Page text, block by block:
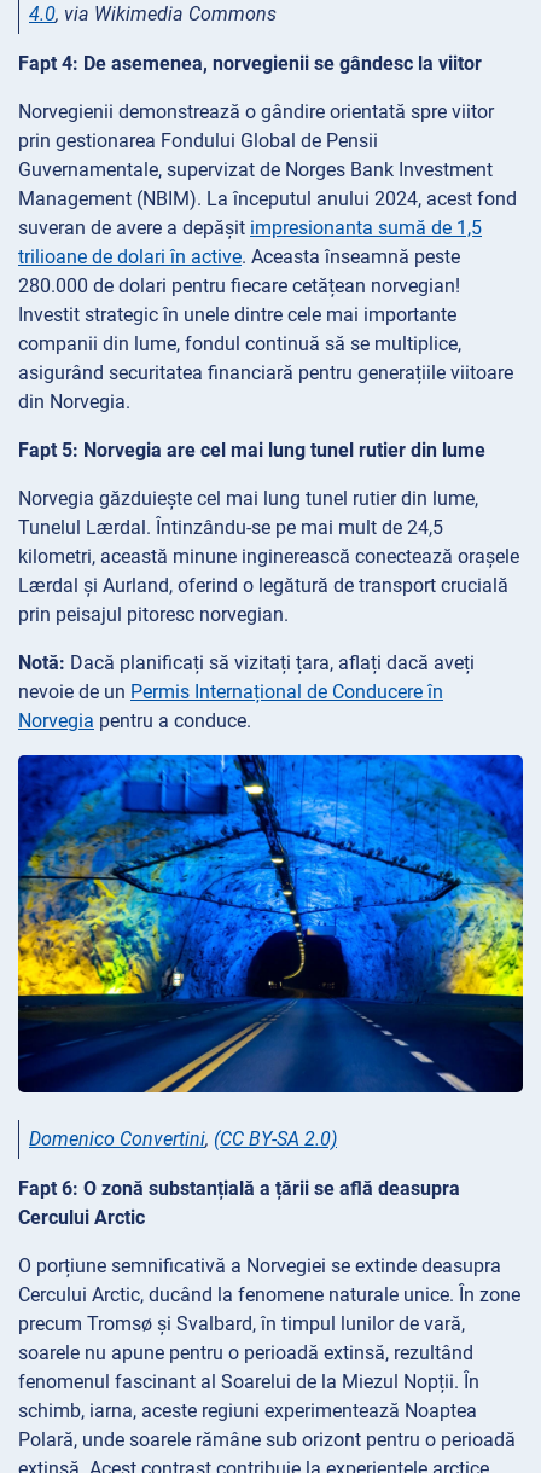
4.0, via Wikimedia Commons
Fapt 4: De asemenea, norvegienii se gândesc la viitor
Norvegienii demonstrează o gândire orientată spre viitor
prin gestionarea Fondului Global de Pensii
Guvernamentale, supervizat de Norges Bank Investment
Management (NBIM). La începutul anului 2024, acest fond
suveran de avere a depășit impresionanta sumă de 1,5
trilioane de dolari în active. Aceasta înseamnă peste
280.000 de dolari pentru fiecare cetățean norvegian!
Investit strategic în unele dintre cele mai importante
companii din lume, fondul continuă să se multiplice,
asigurând securitatea financiară pentru generațiile viitoare
din Norvegia.
Fapt 5: Norvegia are cel mai lung tunel rutier din lume
Norvegia găzduiește cel mai lung tunel rutier din lume,
Tunelul Lærdal. Întinzându-se pe mai mult de 24,5
kilometri, această minune inginerească conectează orașele
Lærdal și Aurland, oferind o legătură de transport crucială
prin peisajul pitoresc norvegian.
Notă: Dacă planificați să vizitați țara, aflați dacă aveți
nevoie de un Permis Internațional de Conducere în
Norvegia pentru a conduce.
Domenico Convertini, (CC BY-SA 2.0)
Fapt 6: O zonă substanțială a țării se află deasupra
Cercului Arctic
O porțiune semnificativă a Norvegiei se extinde deasupra
Cercului Arctic, ducând la fenomene naturale unice. În zone
precum Tromsø și Svalbard, în timpul lunilor de vară,
soarele nu apune pentru o perioadă extinsă, rezultând
fenomenul fascinant al Soarelui de la Miezul Nopții. În
schimb, iarna, aceste regiuni experimentează Noaptea
Polară, unde soarele rămâne sub orizont pentru o perioadă